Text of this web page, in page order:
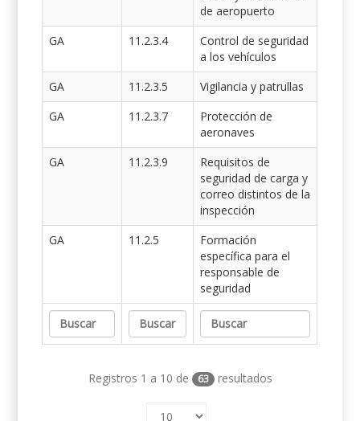
de aeropuerto
GA
11.2.3.4
Control de seguridad
a los vehículos
GA
11.2.3.5
Vigilancia y patrullas
GA
11.2.3.7
Protección de
aeronaves
GA
11.2.3.9
Requisitos de
seguridad de carga y
correo distintos de la
inspección
GA
11.2.5
Formación
específica para el
responsable de
seguridad
Registros 1 a 10 de 63 resultados